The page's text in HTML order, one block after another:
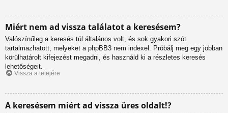
Miért nem ad vissza találatot a keresésem?
Valószínűleg a keresés túl általános volt, és sok gyakori szót
tartalmazhatott, melyeket a phpBB3 nem indexel. Próbálj meg egy jobban
körülhatárolt kifejezést megadni, és használd ki a részletes keresés
lehetőségeit.
Vissza a tetejére
A keresésem miért ad vissza üres oldalt!?